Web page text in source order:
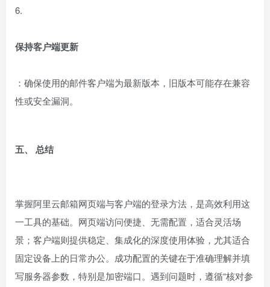
6.
保持客户端更新
：确保使用的邮件客户端为最新版本，旧版本可能存在兼容
性或安全漏洞。
五、 总结
掌握阿里云邮箱网页端与客户端的登录方法，是高效利用这
一工具的基础。网页端访问便捷、无需配置，适合灵活场
景；客户端则提供稳定、集成化的深度使用体验，尤其适合
固定设备上的日常办公。成功配置的关键在于准确理解并填
写服务器参数，特别是加密端口。遇到问题时，遵循“核对参